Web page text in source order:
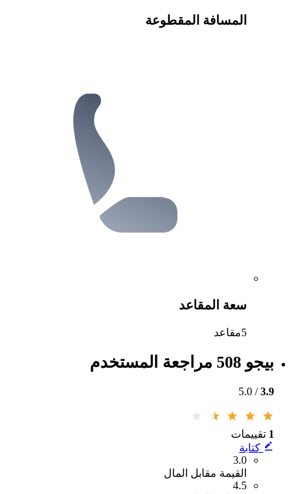
المسافة المقطوعة
سعة المقاعد
5مقاعد
بيجو 508 مراجعة المستخدم
3.9
/ 5.0
1 تقييمات
كتابة
3.0
القيمة مقابل المال
4.5